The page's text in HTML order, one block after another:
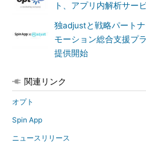
ト、アプリ内解析サー
独adjustと戦略パート
モーション総合支援プ
提供開始
関連リンク
オプト
Spin App
ニュースリリース